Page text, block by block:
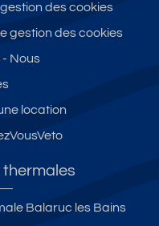
des cookies
gestion des cookies
Nous
location
Balaruc les Bains